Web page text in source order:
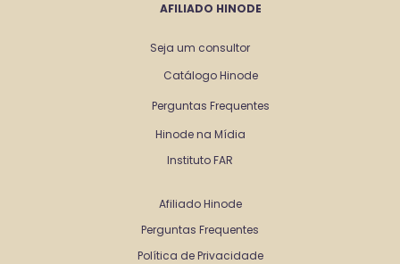
AFILIADO HINODE
Seja um consultor
Catálogo Hinode
Perguntas Frequentes
Hinode na Mídia
Instituto FAR
Afiliado Hinode
Perguntas Frequentes
Política de Privacidade